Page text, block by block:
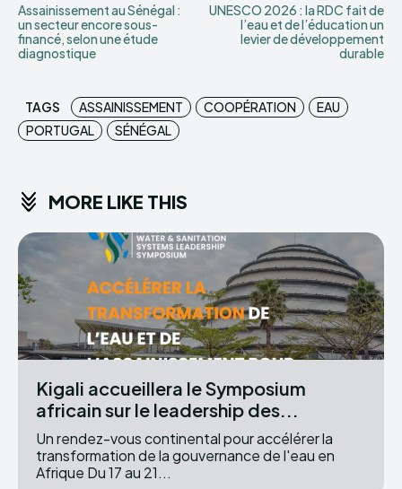
Assainissement au Sénégal :
un secteur encore sous-
financé, selon une étude
diagnostique
UNESCO 2026 : la RDC fait de
l’eau et de l’éducation un
levier de développement
durable
TAGS ASSAINISSEMENT COOPÉRATION
EAU
PORTUGAL
SÉNÉGAL
MORE LIKE THIS
Kigali accueillera le Symposium
africain sur le leadership des...
Un rendez-vous continental pour accélérer la
transformation de la gouvernance de l'eau en
Afrique Du 17 au 21...